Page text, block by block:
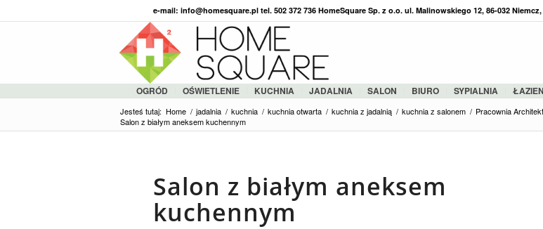
e-mail: info@homesquare.pl tel. 502 372 736 HomeSquare Sp. z o.o. ul. Malinowskiego 12, 86-032
OGRÓD OŚWIETLENIE KUCHNIA JADALNIA SALON BIURO SYPIALNIA
Jesteś tutaj: Home / jadalnia / kuchnia / kuchnia otwarta / kuchnia z jadalnią / kuchnia z salonem / Pracownia
Salon z białym aneksem kuchennym
Salon z białym aneksem
kuchennym